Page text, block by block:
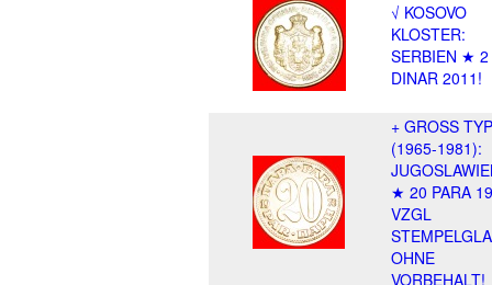
√ KOSOVO
KLOSTER:
SERBIEN ★ 2
DINAR 2011!
+ GROSS TYP
(1965-1981):
★ 20 PARA
VZGL
OHNE
VORBEHALT!